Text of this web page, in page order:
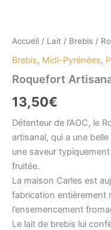
Accueil / Lait / Brebis /
Brebis, Midi-Pyrénées,
Roquefort
13,50€
Détenteur de l’AOC, le
artisanal, qui a une
une saveur
fruitée.
La maison Carles est
fabrication entièrement
l’ensemencement
Le lait de brebis lui